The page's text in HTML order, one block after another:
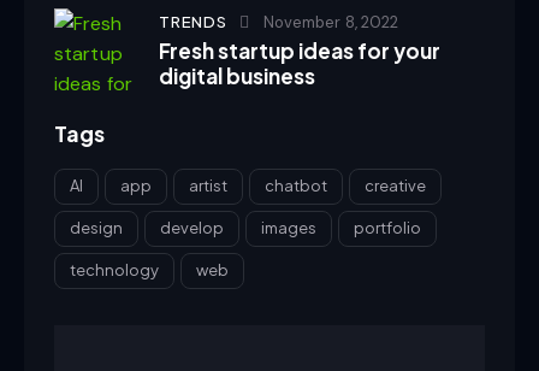
TRENDS November 8, 2022
Fresh startup ideas for your
digital business
Tags
AI app artist chatbot creative
design develop images portfolio
technology web